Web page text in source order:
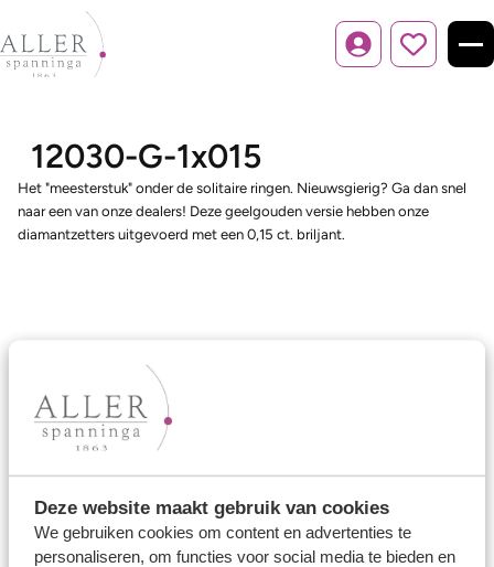
Deze website maakt gebruik van cookies
We gebruiken cookies om content en advertenties te
personaliseren, om functies voor social media te bieden en
Inloggen
12030-G-1x015
Het "meesterstuk" onder de solitaire ringen. Nieuwsgierig? Ga dan snel
naar een van onze dealers! Deze geelgouden versie hebben onze
diamantzetters uitgevoerd met een 0,15 ct. briljant.
Ons aanbod
Trouwringen
Verlovingsringen
Vriendschapsringen